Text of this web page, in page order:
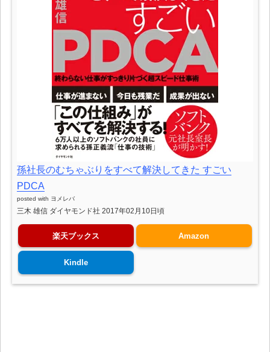
孫社長のむちゃぶりをすべて解決してきた すごい
PDCA
posted with ヨメレバ
三木 雄信 ダイヤモンド社 2017年02月10日頃
楽天ブックス Amazon
Kindle